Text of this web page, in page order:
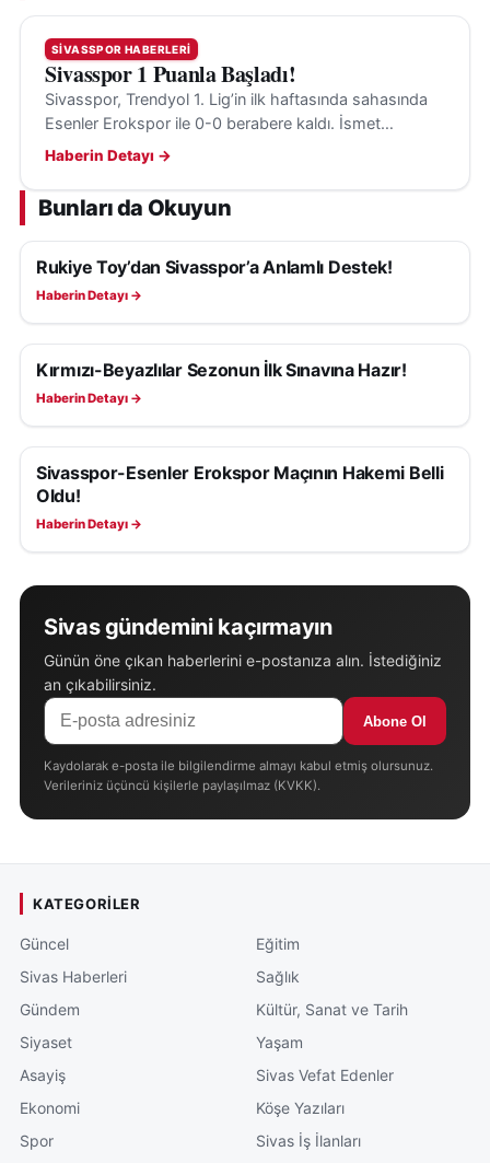
SIVASSPOR HABERLERI
Sivasspor 1 Puanla Başladı!
Sivasspor, Trendyol 1. Lig’in ilk haftasında sahasında
Esenler Erokspor ile 0-0 berabere kaldı. İsmet
Taşdemir, eksiklerin tamamlanacağını belirtti.
Haberin Detayı →
Bunları da Okuyun
SIVASSPOR HABERLERI
Rukiye Toy’dan Sivasspor’a Anlamlı Destek!
Haberin Detayı →
SIVASSPOR HABERLERI
Kırmızı-Beyazlılar Sezonun İlk Sınavına Hazır!
Haberin Detayı →
SIVASSPOR HABERLERI
Sivasspor-Esenler Erokspor Maçının Hakemi Belli
Oldu!
Haberin Detayı →
Sivas gündemini kaçırmayın
Günün öne çıkan haberlerini e-postanıza alın. İstediğiniz
an çıkabilirsiniz.
Abone Ol
Kaydolarak e-posta ile bilgilendirme almayı kabul etmiş olursunuz.
Verileriniz üçüncü kişilerle paylaşılmaz (KVKK).
KATEGORILER
Güncel
Sivas Haberleri
Gündem
Siyaset
Asayiş
Ekonomi
Spor
Eğitim
Sağlık
Kültür, Sanat ve Tarih
Yaşam
Sivas Vefat Edenler
Köşe Yazıları
Sivas İş İlanları